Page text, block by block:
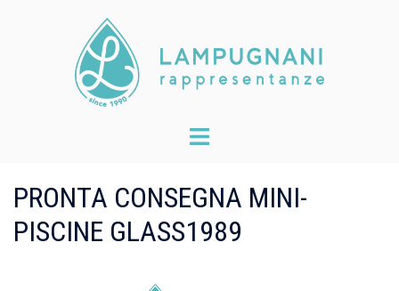
Toggle
PRONTA CONSEGNA MINI-
PISCINE GLASS1989